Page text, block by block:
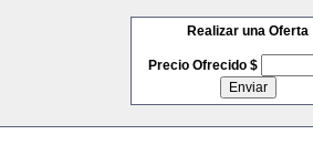
Realizar una Oferta
Precio Ofrecido $